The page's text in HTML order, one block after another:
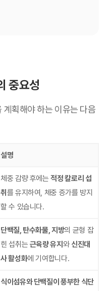
중요성
계획해야 하는 이유는 다음
설명
체중 감량 후에는적정 칼로리 섭
취 를 유지하여, 체중 증가를 방지
할 수 있습니다.
단백질, 탄수화물, 지방의 균형 잡
힌 섭취는 근육량 유지 와 신진대
사 활성화에 기여합니다.
식이섬유와 단백질이 풍부한 식단